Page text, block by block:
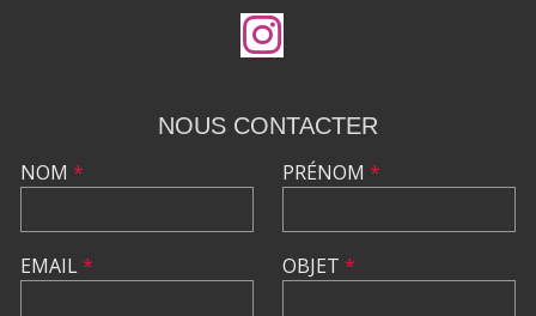
NOUS CONTACTER
NOM *
EMAIL*
PRÉNOM *
OBJET *